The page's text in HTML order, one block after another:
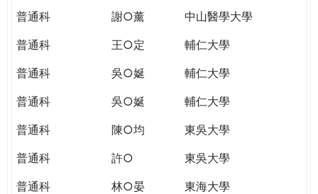
普通科
謝○薰
中山醫學大學
普通科
王○定
輔仁大學
普通科
吳○娫
輔仁大學
普通科
吳○娫
輔仁大學
普通科
陳○均
東吳大學
普通科
許○
東吳大學
普通科
林○晏
東海大學